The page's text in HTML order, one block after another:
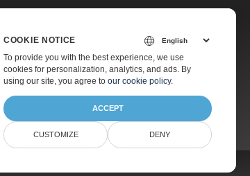
価格
有料サポート
会社情報
COOKIE NOTICE
To provide you with the best experience, we use
cookies for personalization, analytics, and ads. By
using our site, you agree to our cookie policy.
ACCEPT
CUSTOMIZE DENY